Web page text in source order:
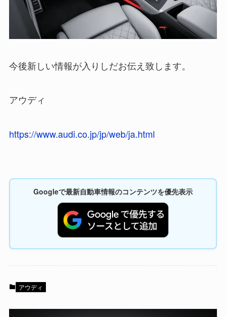
今後新しい情報が入りしだお伝え致します。
アウディ
https://www.audi.co.jp/jp/web/ja.html
Googleで最新自動車情報のコンテンツを優先表示
アウディ